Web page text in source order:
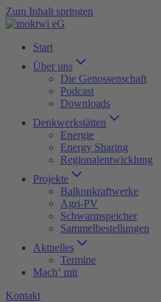
Zum Inhalt springen
Start
Über uns
Die Genossenschaft
Podcast
Downloads
Denkwerkstätten
Energie
Energy Sharing
Regionalentwicklung
Projekte
Balkonkraftwerke
Agri-PV
Schwarmspeicher
Sammelbestellungen
Aktuelles
Termine
Mach‘ mit
Kontakt